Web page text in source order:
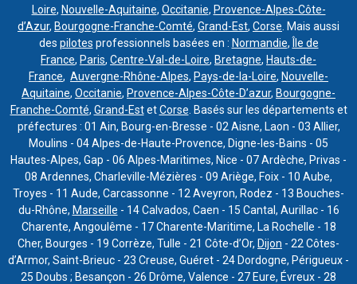
Loire, Nouvelle-Aquitaine, Occitanie, Provence-Alpes-Côte-
d’Azur, Bourgogne-Franche-Comté, Grand-Est, Corse . Mais aussi
des pilotes professionnels basées en : Normandie,
Île de
France, Paris, Centre-Val-de-Loire, Bretagne, Hauts-de-
France, Auvergne-Rhône-Alpes, Pays-de-la-Loire, Nouvelle-
Aquitaine, Occitanie, Provence-Alpes-Côte-D’azur, Bourgogne-
Franche-Comté, Grand-EstetCorse . Basés sur les départements et
préfectures : 01 Ain, Bourg-en-Bresse - 02 Aisne, Laon - 03 Allier,
Moulins - 04 Alpes-de-Haute-Provence, Digne-les-Bains - 05
Hautes-Alpes, Gap - 06 Alpes-Maritimes, Nice - 07 Ardèche, Privas -
08 Ardennes, Charleville-Mézières - 09 Ariège, Foix - 10 Aube,
Troyes - 11 Aude, Carcassonne - 12 Aveyron, Rodez - 13 Bouches-
du-Rhône, Marseille - 14 Calvados, Caen - 15 Cantal, Aurillac - 16
Charente, Angoulême - 17 Charente-Maritime, La Rochelle - 18
Cher, Bourges - 19 Corrèze, Tulle - 21 Côte-d’Or, Dijon - 22 Côtes-
d’Armor, Saint-Brieuc - 23 Creuse, Guéret - 24 Dordogne, Périgueux -
25 Doubs ; Besançon - 26 Drôme, Valence - 27 Eure, Évreux - 28